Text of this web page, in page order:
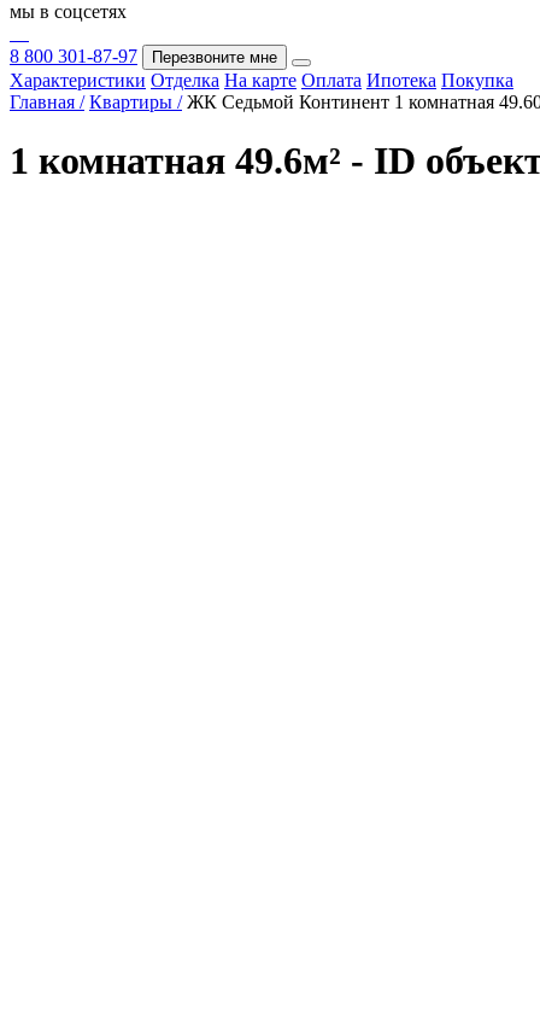
мы в соцсетях
8 800 301-87-97 Перезвоните мне
Характеристики Отделка На карте Оплата Ипотека Покупка
Главная / Квартиры / ЖК Седьмой Континент 1 комнатная
1 комнатная 49.6м² - ID